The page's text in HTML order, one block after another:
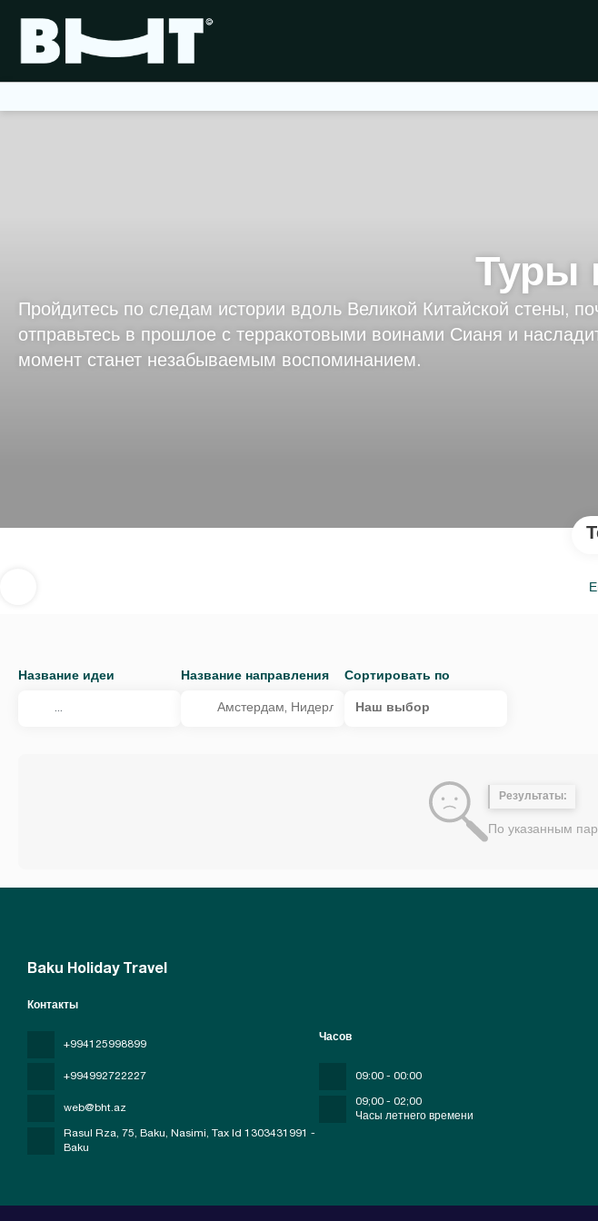
Туры
Пройдитесь по следам истории вдоль Великой Китайской стены,
отправьтесь в прошлое с терракотовыми воинами Сианя и
момент станет незабываемым воспоминанием.
Название идеи Название направления Сортировать по
Наш выбор
Результаты:
По указанным
Baku Holiday Travel
Контакты
+994125998899
+994992722227
web@bht.az
Rasul Rza, 75, Baku, Nasimi, Tax Id 1303431991 -
Baku
Часов
09:00 - 00:00
09;00 - 02;00
Часы летнего времени